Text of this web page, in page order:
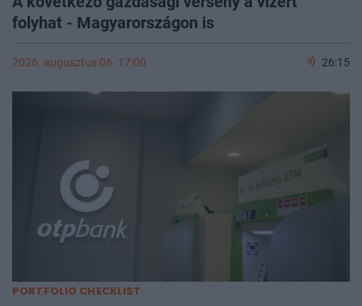
folyhat - Magyarországon is
2026. augusztus 06. 17:00 26:15
PORTFOLIO CHECKLIST